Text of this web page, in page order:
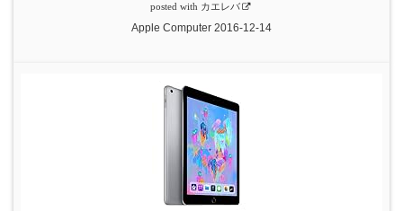
posted with カエレバ
Apple Computer 2016-12-14